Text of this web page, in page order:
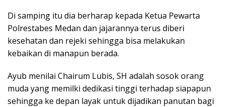
Di samping itu dia berharap kepada Ketua Pewarta
Polrestabes Medan dan jajarannya terus diberi
kesehatan dan rejeki sehingga bisa melakukan
kebaikan di manapun berada.
Ayub menilai Chairum Lubis, SH adalah sosok orang
muda yang memilki dedikasi tinggi terhadap siapapun
sehingga ke depan layak untuk dijadikan panutan bagi